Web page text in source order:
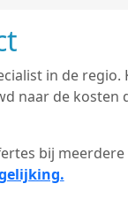
in de
naar de
bij